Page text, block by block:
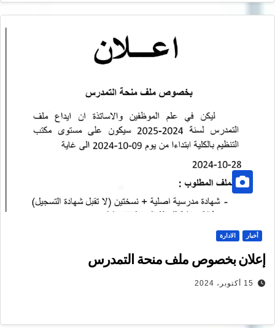
أخبار الادارة
إعلان بخصوص ملف منحة التمدرس
15 أكتوبر، 2024